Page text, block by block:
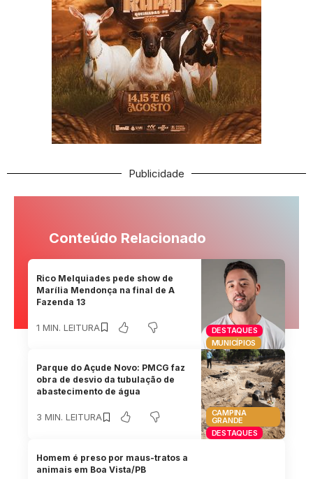
Publicidade
Conteúdo Relacionado
DESTAQUES
MUNICÍPIOS
Rico Melquiades pede show de
Marília Mendonça na final de A
Fazenda 13
1 MIN. LEITURA
CAMPINA
GRANDE
DESTAQUES
Parque do Açude Novo: PMCG faz
obra de desvio da tubulação de
abastecimento de água
3 MIN. LEITURA
Homem é preso por maus-tratos a
animais em Boa Vista/PB